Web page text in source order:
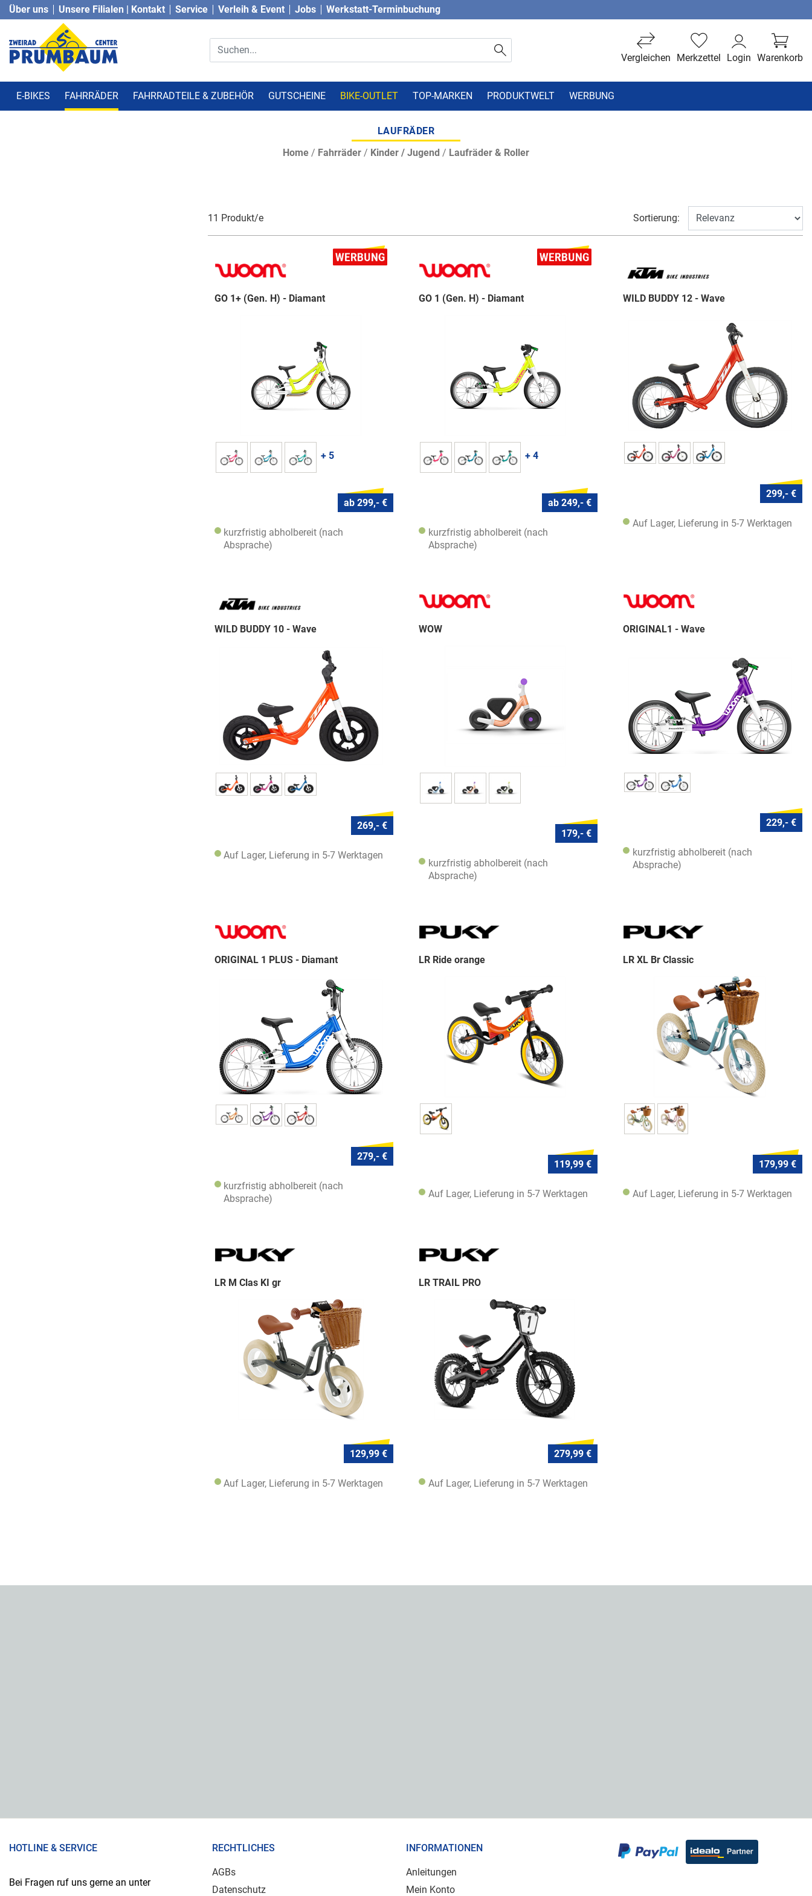
Über uns Unsere Filialen | Kontakt Service Verleih & Event Jobs Werkstatt-Terminbuchung
Warenkorb
Login
Merkzettel
Vergleichen
E-BIKES FAHRRÄDER FAHRRADTEILE & ZUBEHÖR GUTSCHEINE BIKE-OUTLET TOP-MARKEN PRODUKTWELT WERBUNG
LAUFRÄDER
Home / Fahrräder / Kinder / Jugend / Laufräder & Roller
11 Produkt/e Sortierung:
GO 1+ (Gen. H) - Diamant
+ 5
ab 299,- €
kurzfristig abholbereit (nach
Absprache)
GO 1 (Gen. H) - Diamant
+ 4
ab 249,- €
kurzfristig abholbereit (nach
Absprache)
WILD BUDDY 12 - Wave
299,- €
Auf Lager, Lieferung in 5-7 Werktagen
WILD BUDDY 10 - Wave
269,- €
Auf Lager, Lieferung in 5-7 Werktagen
WOW
179,- €
kurzfristig abholbereit (nach
Absprache)
ORIGINAL1 - Wave
229,- €
kurzfristig abholbereit (nach
Absprache)
ORIGINAL 1 PLUS - Diamant
279,- €
kurzfristig abholbereit (nach
Absprache)
LR Ride orange
119,99 €
Auf Lager, Lieferung in 5-7 Werktagen
LR XL Br Classic
179,99 €
Auf Lager, Lieferung in 5-7 Werktagen
LR M Clas KI gr
129,99 €
Auf Lager, Lieferung in 5-7 Werktagen
LR TRAIL PRO
279,99 €
Auf Lager, Lieferung in 5-7 Werktagen
HOTLINE & SERVICE
Bei Fragen ruf uns gerne an unter
RECHTLICHES
AGBs
Datenschutz
INFORMATIONEN
Anleitungen
Mein Konto